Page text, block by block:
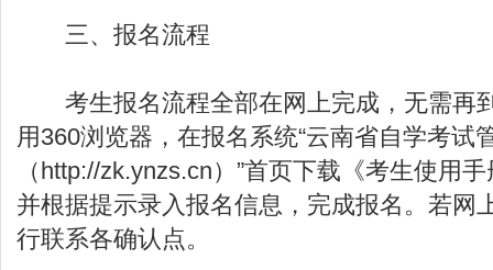
三、报名流程
考生报名流程全部在网上完成，无需再
用360浏览器，在报名系统“云南省自学考试
（http://zk.ynzs.cn）”首页下载《考生使用
并根据提示录入报名信息，完成报名。若网
行联系各确认点。